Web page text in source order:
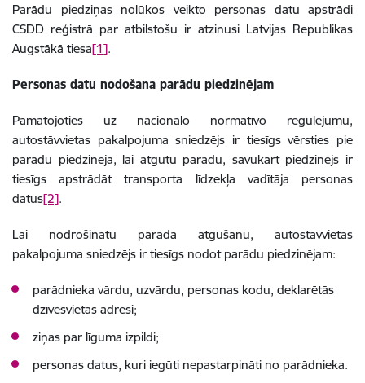
Parādu piedziņas nolūkos veikto personas datu apstrādi
CSDD reģistrā par atbilstošu ir atzinusi Latvijas Republikas
Augstākā tiesa[1].
Personas datu nodošana parādu piedzinējam
Pamatojoties uz nacionālo normatīvo regulējumu,
autostāvvietas pakalpojuma sniedzējs ir tiesīgs vērsties pie
parādu piedzinēja, lai atgūtu parādu, savukārt piedzinējs ir
tiesīgs apstrādāt transporta līdzekļa vadītāja personas
datus[2].
Lai nodrošinātu parāda atgūšanu, autostāvvietas
pakalpojuma sniedzējs ir tiesīgs nodot parādu piedzinējam:
parādnieka vārdu, uzvārdu, personas kodu, deklarētās
dzīvesvietas adresi;
ziņas par līguma izpildi;
personas datus, kuri iegūti nepastarpināti no parādnieka.